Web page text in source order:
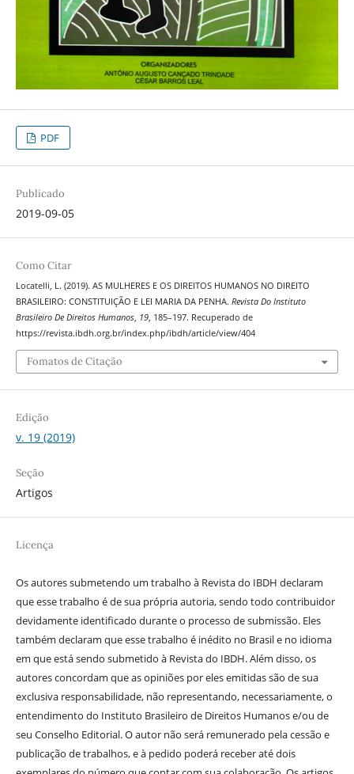
PDF
Publicado
2019-09-05
Como Citar
Locatelli, L. (2019). AS MULHERES E OS DIREITOS HUMANOS NO DIREITO
BRASILEIRO: CONSTITUIÇÃO E LEI MARIA DA PENHA. Revista Do Instituto
Brasileiro De Direitos Humanos, 19, 185–197. Recuperado de
https://revista.ibdh.org.br/index.php/ibdh/article/view/404
Fomatos de Citação
Edição
v. 19 (2019)
Seção
Artigos
Licença
Os autores submetendo um trabalho à Revista do IBDH declaram
que esse trabalho é de sua própria autoria, sendo todo contribuidor
devidamente identificado durante o processo de submissão. Eles
também declaram que esse trabalho é inédito no Brasil e no idioma
em que está sendo submetido à Revista do IBDH. Além disso, os
autores concordam que as opiniões por eles emitidas são de sua
exclusiva responsabilidade, não representando, necessariamente, o
entendimento do Instituto Brasileiro de Direitos Humanos e/ou de
seu Conselho Editorial. O autor não será remunerado pela cessão e
publicação de trabalhos, e à pedido poderá receber até dois